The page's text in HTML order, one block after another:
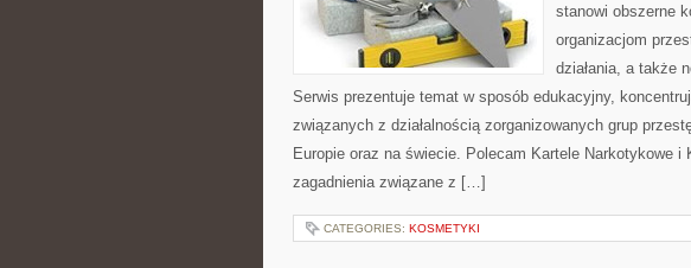
stanowi obszerne
organizacjom
działania, a także
Serwis prezentuje temat w sposób edukacyjny,
związanych z działalnością zorganizowanych grup
Europie oraz na świecie. Polecam Kartele Narkotykowe
zagadnienia związane z […]
CATEGORIES: KOSMETYKI